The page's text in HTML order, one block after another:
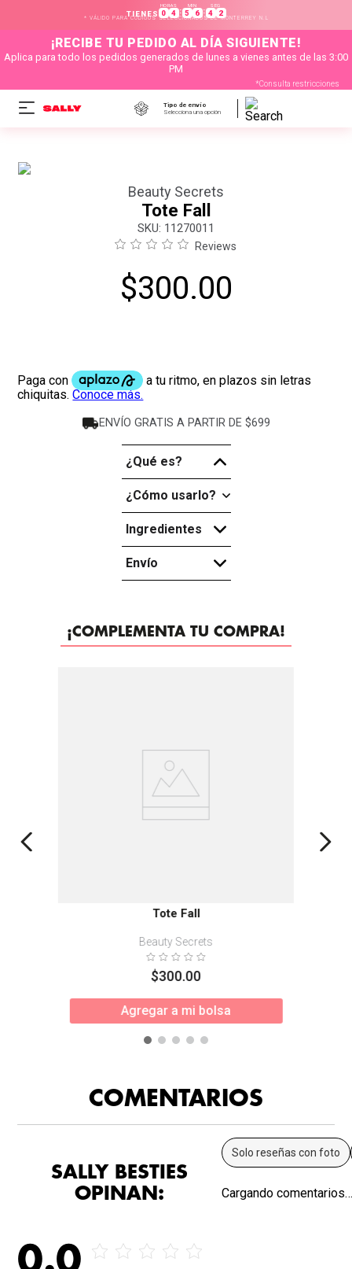
TIENES
HORAS
0 4 :
MIN
5 6 :
SEG
4 2
* VÁLIDO PARA CÓDIGOS SELECCIONADOS DE MONTERREY N.L
¡RECIBE TU PEDIDO AL DÍA SIGUIENTE!
Aplica para todo los pedidos generados de lunes a vienes antes de las 3:00
PM
*Consulta restricciones
Tipo de envío
Selecciona una opción
Beauty Secrets
Tote Fall
: 11270011
Reviews
$300.00
ENVÍO GRATIS A PARTIR DE $699
¿Qué es? -
¿Cómo usarlo? +
Ingredientes +
Envío +
¡COMPLEMENTA TU COMPRA!
Tote Fall
Beauty Secrets
$300.00
Agregar a mi bolsa
COMENTARIOS
SALLY BESTIES
OPINAN:
0.0
Solo reseñas con foto
Cargando